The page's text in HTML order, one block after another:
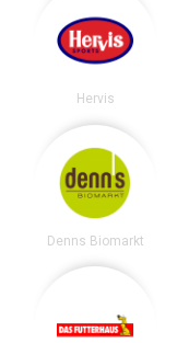
Hervis
Denns Biomarkt